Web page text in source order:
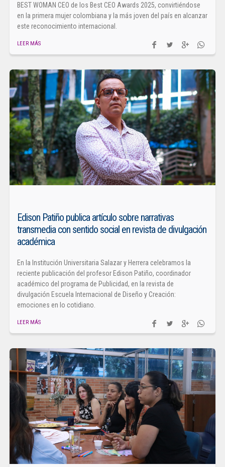
BEST WOMAN CEO de los Best CEO Awards 2025, convirtiéndose
en la primera mujer colombiana y la más joven del país en alcanzar
este reconocimiento internacional.
LEER MÁS
Edison Patiño publica artículo sobre narrativas
transmedia con sentido social en revista de divulgación
académica
En la Institución Universitaria Salazar y Herrera celebramos la
reciente publicación del profesor Edison Patiño, coordinador
académico del programa de Publicidad, en la revista de
divulgación Escuela Internacional de Diseño y Creación:
emociones en lo cotidiano.
LEER MÁS